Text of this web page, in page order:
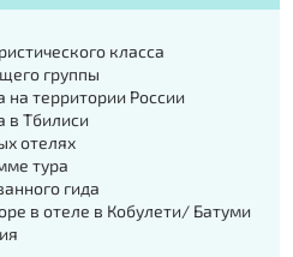
класса
группы
на территории России
в Тбилиси
отелях
тура
гида
в отеле в Кобулети/ Батуми